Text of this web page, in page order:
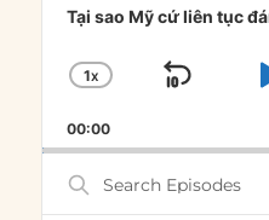
Player
Tại sao Mỹ cứ liên tục
CHANGE
RATE
1X
SKIP
00:00
Search
Episodes